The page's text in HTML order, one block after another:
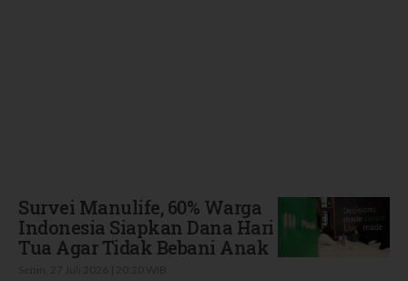
Survei Manulife, 60% Warga
Indonesia Siapkan Dana Hari
Tua Agar Tidak Bebani Anak